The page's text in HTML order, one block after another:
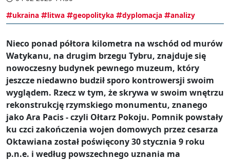
ukraina
litwa geopolityka dyplomacja analizy
Nieco ponad półtora kilometra na wschód od murów
Watykanu, na drugim brzegu Tybru, znajduje się
nowoczesny budynek pewnego muzeum, który
jeszcze niedawno budził sporo kontrowersji swoim
wyglądem. Rzecz w tym, że skrywa w swoim wnętrzu
rekonstrukcję rzymskiego monumentu, znanego
jako Ara Pacis - czyli Ołtarz Pokoju. Pomnik powstały
ku czci zakończenia wojen domowych przez cesarza
Oktawiana został poświęcony 30 stycznia 9 roku
p.n.e. i według powszechnego uznania ma